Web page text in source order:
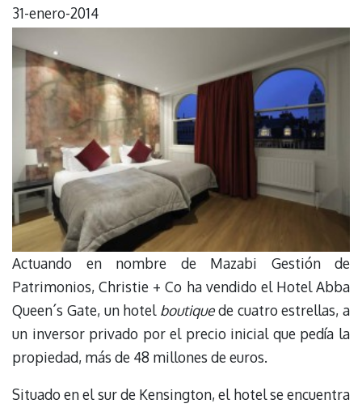
31-enero-2014
Actuando en nombre de Mazabi Gestión de
Patrimonios, Christie + Co ha vendido el Hotel Abba
Queen´s Gate, un hotel boutiquede cuatro estrellas, a
un inversor privado por el precio inicial que pedía la
propiedad, más de 48 millones de euros.
Situado en el sur de Kensington, el hotel se encuentra